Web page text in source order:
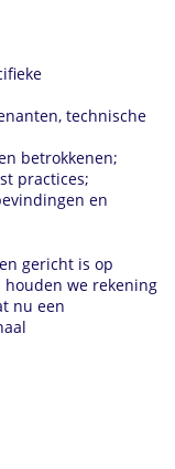
technische
betrokkenen;
practices;
en
gericht is op
houden we rekening
nu een